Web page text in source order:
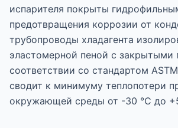
испарителя покрыты
предотвращения коррозии от
трубопроводы хладагента
эластомерной пеной с закрытыми
соответствии со стандартом
сводит к минимуму теплопотери
окружающей среды от -30 °C до